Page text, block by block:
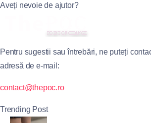
Aveți nevoie de ajutor?
Pentru sugestii sau întrebări, ne puteți
adresă de e-mail:
contact@thepoc.ro
Trending Post